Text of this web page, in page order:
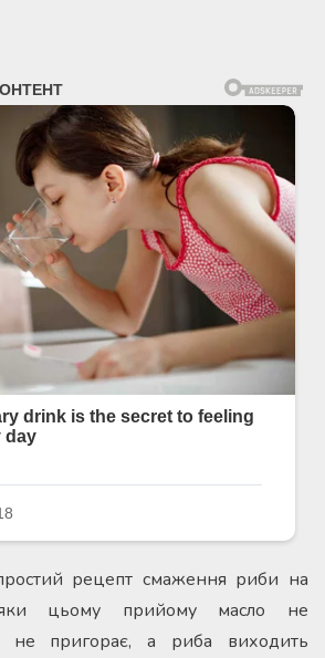
рецепт смаження риби на
цьому прийому масло не
і не пригорає, а риба виходить